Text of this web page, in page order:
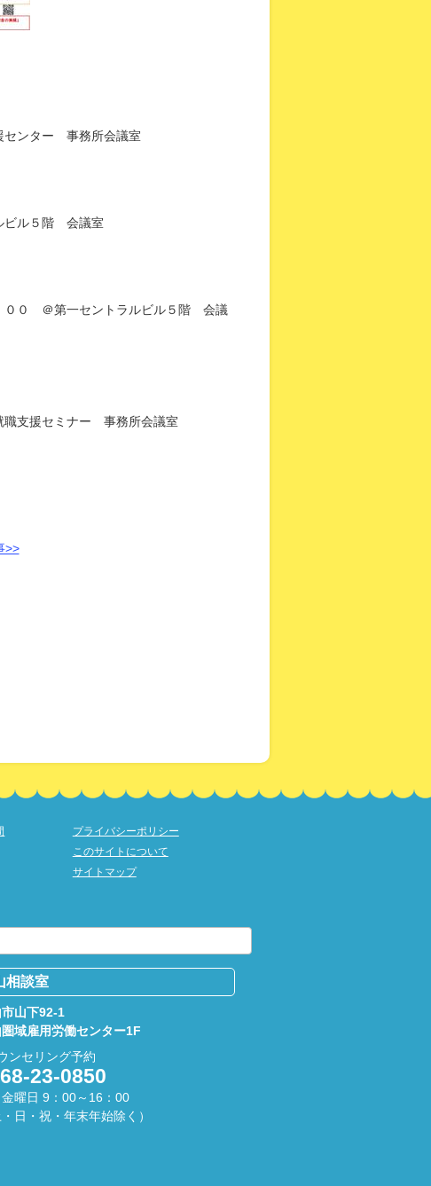
センター 事務所会議室
ビル５階 会議室
００ ＠第一セントラルビル５階 会議
職支援セミナー 事務所会議室
>>
プライバシーポリシー
このサイトについて
サイトマップ
相談室
山下92-1
域雇用労働センター1F
ンセリング予約
23-0850
金曜日 9：00～16：00
・日・祝・年末年始除く）